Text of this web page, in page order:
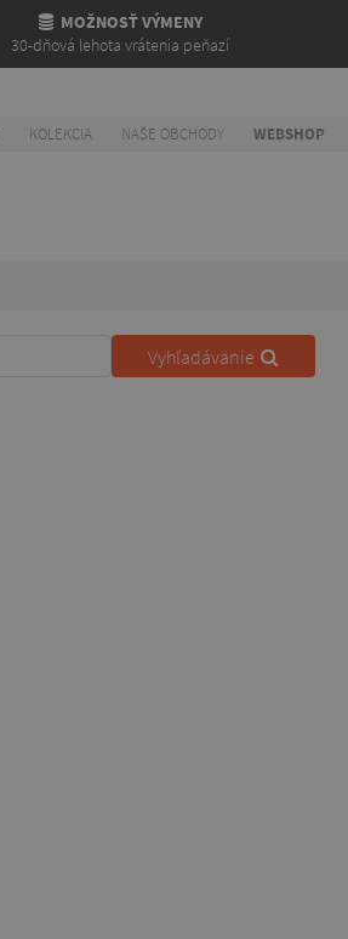
MOŽNOSŤ VÝMENY
30-dňová lehota vrátenia peňazí
KOLEKCIA NAŠE OBCHODY WEBSHOP
Vyhľadávanie